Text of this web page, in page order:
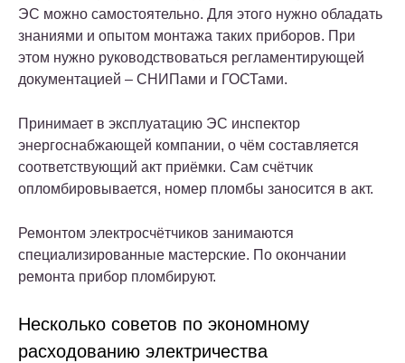
ЭС можно самостоятельно. Для этого нужно обладать
знаниями и опытом монтажа таких приборов. При
этом нужно руководствоваться регламентирующей
документацией – СНИПами и ГОСТами.
Принимает в эксплуатацию ЭС инспектор
энергоснабжающей компании, о чём составляется
соответствующий акт приёмки. Сам счётчик
опломбировывается, номер пломбы заносится в акт.
Ремонтом электросчётчиков занимаются
специализированные мастерские. По окончании
ремонта прибор пломбируют.
Несколько советов по экономному
расходованию электричества